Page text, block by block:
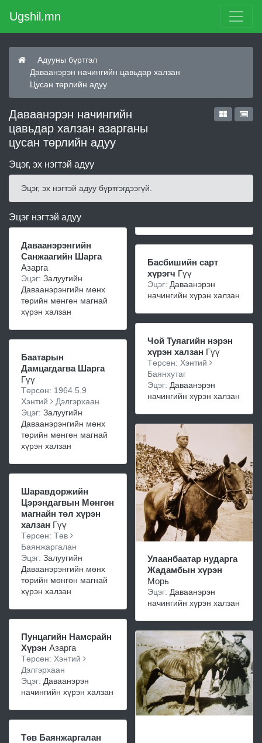
Ugshil.mn
Адууны бүртгэл
Даваанэрэн начингийн цавьдар халзан
Цусан төрлийн адуу
Даваанэрэн начингийн
цавьдар халзан азарганы
цусан төрлийн адуу
Эцэг, эх нэгтэй адуу
Эцэг, эх нэгтэй адуу бүртгэгдээгүй.
Эцэг нэгтэй адуу
Даваанэрэнгийн
Санжаагийн Шарга
Азарга
Эцэг: Залуугийн
Даваанэрэнгийн мөнх
төрийн мөнгөн магнай
хүрэн халзан
Баатарын
Дамцагдагва Шарга
Гүү
Төрсөн: 1964.5.9
Хэнтий
Дэлгэрхаан
Эцэг: Залуугийн
Даваанэрэнгийн мөнх
төрийн мөнгөн магнай
хүрэн халзан
Шаравдоржийн
Цэрэндагвын Мөнгөн
магнайн төл хүрэн
халзан Гүү
Төрсөн: Төв
Баянжаргалан
Эцэг: Залуугийн
Даваанэрэнгийн мөнх
төрийн мөнгөн магнай
хүрэн халзан
Пунцагийн Намсрайн
Хүрэн Азарга
Төрсөн: Хэнтий
Дэлгэрхаан
Эцэг: Даваанэрэн
начингийн хүрэн халзан
Төв Баянжаргалан
Басбишийн сарт
хүрэгч Гүү
Эцэг: Даваанэрэн
начингийн хүрэн халзан
Чой Туяагийн нэрэн
хүрэн халзан Гүү
Төрсөн: Хэнтий
Баянхутаг
Эцэг: Даваанэрэн
начингийн хүрэн халзан
Улаанбаатар нударга
Жадамбын хүрэн
Морь
Эцэг: Даваанэрэн
начингийн хүрэн халзан